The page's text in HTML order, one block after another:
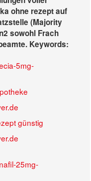
ohne rezept auf
(Majority
sowohl Frach
Keywords:
5mg-
günstig
25mg-